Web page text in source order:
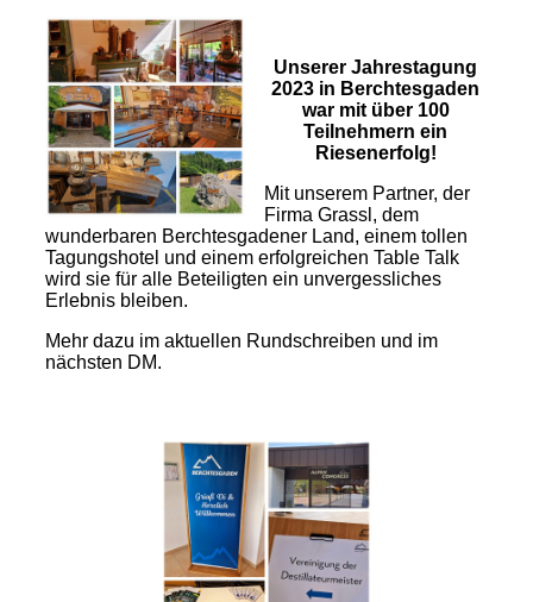
Unserer Jahrestagung
2023 in Berchtesgaden
war mit über 100
Teilnehmern ein
Riesenerfolg!
Mit unserem Partner, der
Firma Grassl, dem
wunderbaren Berchtesgadener Land, einem tollen
Tagungshotel und einem erfolgreichen Table Talk
wird sie für alle Beteiligten ein unvergessliches
Erlebnis bleiben.
Mehr dazu im aktuellen Rundschreiben und im
nächsten DM.